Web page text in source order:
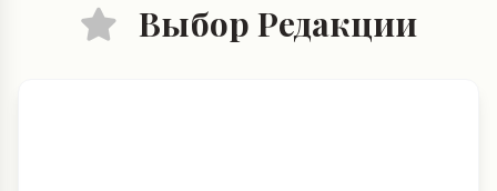
Выбор Редакции